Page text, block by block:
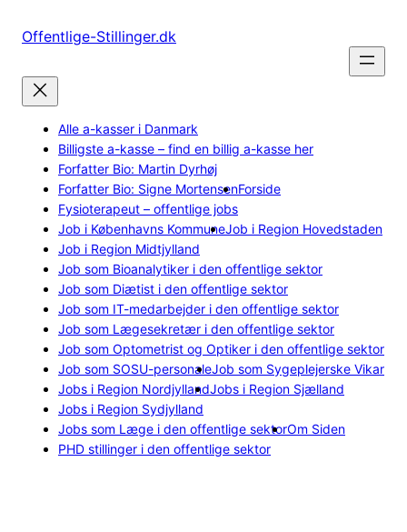
Offentlige-Stillinger.dk
Alle a-kasser i Danmark
Billigste a-kasse – find en billig a-kasse her
Forfatter Bio: Martin Dyrhøj
Forfatter Bio: Signe MortensenForside
Fysioterapeut – offentlige jobs
Job i Københavns KommuneJob i Region Hovedstaden
Job i Region Midtjylland
Job som Bioanalytiker i den offentlige sektor
Job som Diætist i den offentlige sektor
Job som IT-medarbejder i den offentlige sektor
Job som Lægesekretær i den offentlige sektor
Job som Optometrist og Optiker i den offentlige sektor
Job som SOSU-personaleJob som Sygeplejerske Vikar
Jobs i Region NordjyllandJobs i Region Sjælland
Jobs i Region Sydjylland
Jobs som Læge i den offentlige sektorOm Siden
PHD stillinger i den offentlige sektor